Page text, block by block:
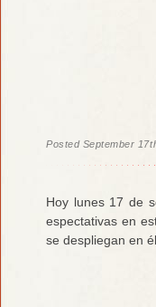
Posted September
Hoy lunes 17 de
espectativas en
se despliegan en él.